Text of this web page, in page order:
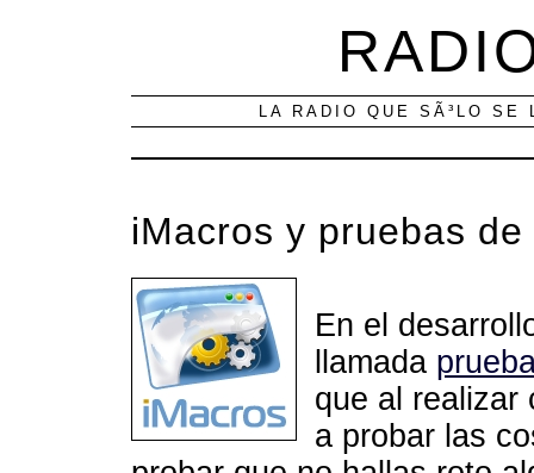
LA RADIO QUE SÃ³LO
iMacros y pruebas de
En el
llamada
que al realizar
a probar las